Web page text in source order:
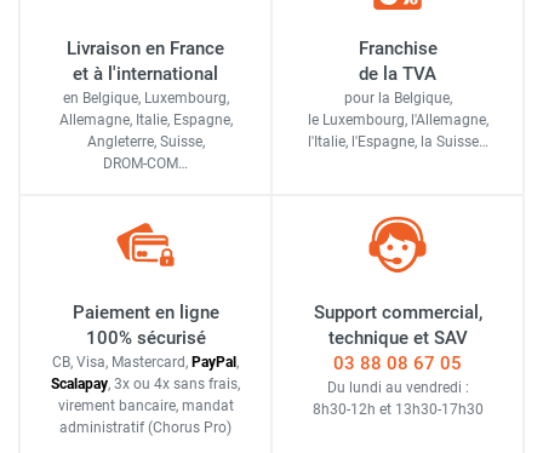
Livraison en France
et à l'international
en Belgique, Luxembourg,
Allemagne, Italie, Espagne,
Angleterre, Suisse,
DROM-COM…
Franchise
de la TVA
pour la Belgique,
le Luxembourg, l'Allemagne,
l'Italie, l'Espagne, la Suisse…
Paiement en ligne
100% sécurisé
CB, Visa, Mastercard, PayPal ,
Scalapay, 3x ou 4x sans frais,
virement bancaire, mandat
administratif (Chorus Pro)
Support commercial,
technique et SAV
03 88 08 67 05
Du lundi au vendredi :
8h30-12h et 13h30-17h30